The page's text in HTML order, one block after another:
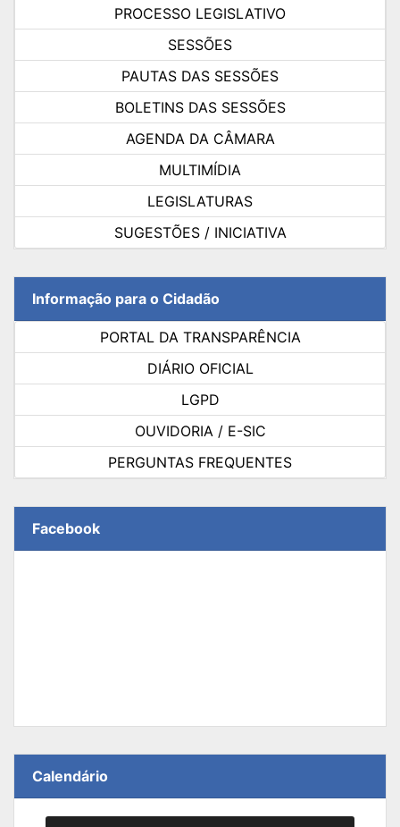
PROCESSO LEGISLATIVO
SESSÕES
PAUTAS DAS SESSÕES
BOLETINS DAS SESSÕES
AGENDA DA CÂMARA
MULTIMÍDIA
LEGISLATURAS
SUGESTÕES / INICIATIVA
Informação para o Cidadão
PORTAL DA TRANSPARÊNCIA
DIÁRIO OFICIAL
LGPD
OUVIDORIA / E-SIC
PERGUNTAS FREQUENTES
Facebook
Calendário